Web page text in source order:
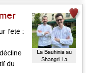
l’été :
du
La Bauhinia au
Shangri-La